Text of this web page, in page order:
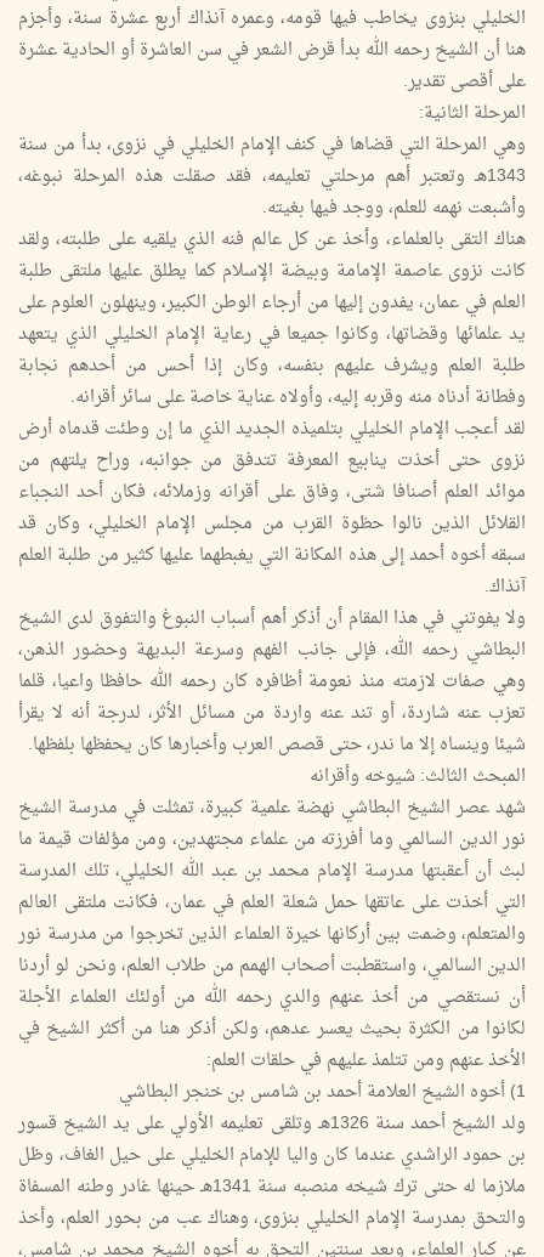
الخليلي بنزوى يخاطب فيها قومه، وعمره آنذاك أربع عشرة سنة، وأجزم
هنا أن الشيخ رحمه الله بدأ قرض الشعر في سن العاشرة أو الحادية عشرة
على أقصى تقدير.
المرحلة الثانية:
وهي المرحلة التي قضاها في كنف الإمام الخليلي في نزوى، بدأ من سنة
1343هـ وتعتبر أهم مرحلتي تعليمه، فقد صقلت هذه المرحلة نبوغه،
وأشبعت نهمه للعلم، ووجد فيها بغيته.
هناك التقى بالعلماء، وأخذ عن كل عالم فنه الذي يلقيه على طلبته، ولقد
كانت نزوى عاصمة الإمامة وبيضة الإسلام كما يطلق عليها ملتقى طلبة
العلم في عمان، يفدون إليها من أرجاء الوطن الكبير، وينهلون العلوم على
يد علمائها وقضاتها، وكانوا جميعا في رعاية الإمام الخليلي الذي يتعهد
طلبة العلم ويشرف عليهم بنفسه، وكان إذا أحس من أحدهم نجابة
وفطانة أدناه منه وقربه إليه، وأولاه عناية خاصة على سائر أقرانه.
لقد أعجب الإمام الخليلي بتلميذه الجديد الذي ما إن وطئت قدماه أرض
نزوى حتى أخذت ينابيع المعرفة تتدفق من جوانبه، وراح يلتهم من
موائد العلم أصنافا شتى، وفاق على أقرانه وزملائه، فكان أحد النجباء
القلائل الذين نالوا حظوة القرب من مجلس الإمام الخليلي، وكان قد
سبقه أخوه أحمد إلى هذه المكانة التي يغبطهما عليها كثير من طلبة العلم
آنذاك.
ولا يفوتني في هذا المقام أن أذكر أهم أسباب النبوغ والتفوق لدى الشيخ
البطاشي رحمه الله، فإلى جانب الفهم وسرعة البديهة وحضور الذهن،
وهي صفات لازمته منذ نعومة أظافره كان رحمه الله حافظا واعيا، قلما
تعزب عنه شاردة، أو تند عنه واردة من مسائل الأثر، لدرجة أنه لا يقرأ
شيئا وينساه إلا ما ندر، حتى قصص العرب وأخبارها كان يحفظها بلفظها.
المبحث الثالث: شيوخه وأقرانه
شهد عصر الشيخ البطاشي نهضة علمية كبيرة، تمثلت في مدرسة الشيخ
نور الدين السالمي وما أفرزته من علماء مجتهدين، ومن مؤلفات قيمة ما
لبث أن أعقبتها مدرسة الإمام محمد بن عبد الله الخليلي، تلك المدرسة
التي أخذت على عاتقها حمل شعلة العلم في عمان، فكانت ملتقى العالم
والمتعلم، وضمت بين أركانها خيرة العلماء الذين تخرجوا من مدرسة نور
الدين السالمي، واستقطبت أصحاب الهمم من طلاب العلم، ونحن لو أردنا
أن نستقصي من أخذ عنهم والدي رحمه الله من أولئك العلماء الأجلة
لكانوا من الكثرة بحيث يعسر عدهم، ولكن أذكر هنا من أكثر الشيخ في
الأخذ عنهم ومن تتلمذ عليهم في حلقات العلم:
1) أخوه الشيخ العلامة أحمد بن شامس بن خنجر البطاشي
ولد الشيخ أحمد سنة 1326هـ وتلقى تعليمه الأولي على يد الشيخ قسور
بن حمود الراشدي عندما كان واليا للإمام الخليلي على حيل الغاف، وظل
ملازما له حتى ترك شيخه منصبه سنة 1341هـ حينها غادر وطنه المسفاة
والتحق بمدرسة الإمام الخليلي بنزوى، وهناك عب من بحور العلم، وأخذ
عن كبار العلماء، وبعد سنتين التحق به أخوه الشيخ محمد بن شامس،